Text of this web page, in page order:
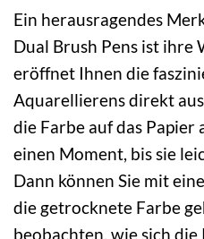
Ein herausragendes
Dual Brush Pens ist ihre
eröffnet Ihnen die
Aquarellierens direkt
die Farbe auf das Papier
einen Moment, bis sie
Dann können Sie mit
die getrocknete Farbe
beobachten, wie sich